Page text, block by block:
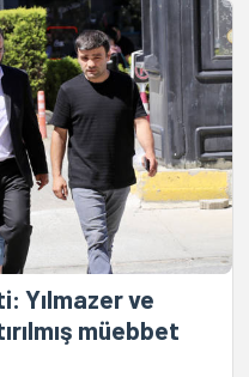
Yılmazer ve
müebbet